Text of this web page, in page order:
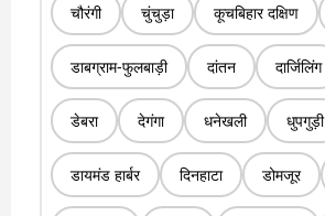
चौरंगी चुंचुड़ा कूचबिहार दक्षिण
डाबग्राम-फुलबाड़ी दांतन दार्जिलिंग
डेबरा देगंगा धनेखली धुपगुड़ी
डायमंड हार्बर दिनहाटा डोमजूर